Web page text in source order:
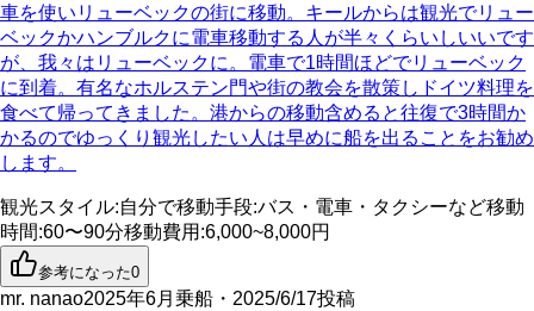
車を使いリューベックの街に移動。キールからは観光でリュー
ベックかハンブルクに電車移動する人が半々くらいしいいです
が、我々はリューベックに。電車で1時間ほどでリューベック
に到着。有名なホルステン門や街の教会を散策しドイツ料理を
食べて帰ってきました。港からの移動含めると往復で3時間か
かるのでゆっくり観光したい人は早めに船を出ることをお勧め
します。
観光スタイル:自分で移動手段:バス・電車・タクシーなど移動
時間:60〜90分移動費用 :6,000~8,000円
参考になった0
mr. nanao2025年6月乗船・2025/6/17投稿